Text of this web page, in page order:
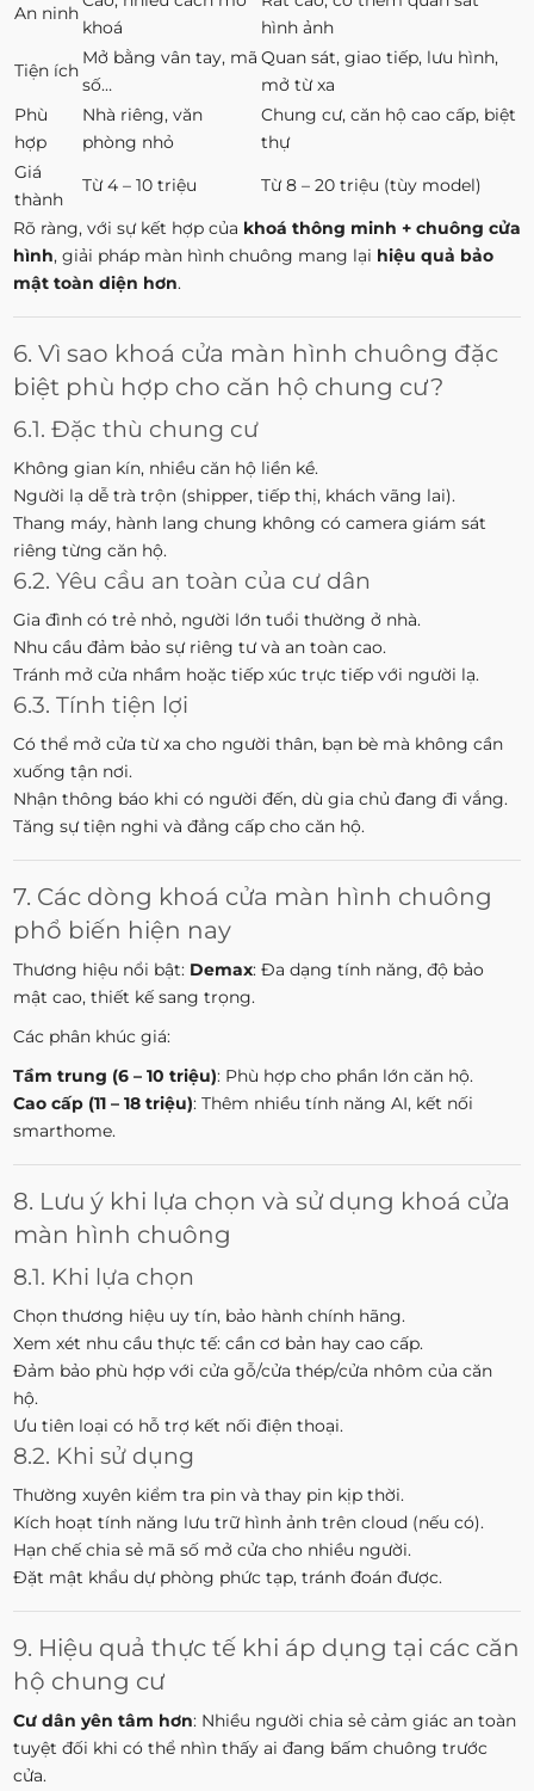
An ninh
khoá
hình ảnh
Tiện ích
Mở bằng vân tay, mã
số…
Quan sát, giao tiếp, lưu hình,
mở từ xa
Phù
hợp
Nhà riêng, văn
phòng nhỏ
Chung cư, căn hộ cao cấp, biệt
thự
Giá
thành
Từ 4 – 10 triệu
Từ 8 – 20 triệu (tùy model)
Rõ ràng, với sự kết hợp của khoá thông minh + chuông cửa
hình, giải pháp màn hình chuông mang lại hiệu quả bảo
mật toàn diện hơn.
6. Vì sao khoá cửa màn hình chuông đặc
biệt phù hợp cho căn hộ chung cư?
6.1. Đặc thù chung cư
Không gian kín, nhiều căn hộ liền kề.
Người lạ dễ trà trộn (shipper, tiếp thị, khách vãng lai).
Thang máy, hành lang chung không có camera giám sát
riêng từng căn hộ.
6.2. Yêu cầu an toàn của cư dân
Gia đình có trẻ nhỏ, người lớn tuổi thường ở nhà.
Nhu cầu đảm bảo sự riêng tư và an toàn cao.
Tránh mở cửa nhầm hoặc tiếp xúc trực tiếp với người lạ.
6.3. Tính tiện lợi
Có thể mở cửa từ xa cho người thân, bạn bè mà không cần
xuống tận nơi.
Nhận thông báo khi có người đến, dù gia chủ đang đi vắng.
Tăng sự tiện nghi và đẳng cấp cho căn hộ.
7. Các dòng khoá cửa màn hình chuông
phổ biến hiện nay
Thương hiệu nổi bật: Demax: Đa dạng tính năng, độ bảo
mật cao, thiết kế sang trọng.
Các phân khúc giá:
Tầm trung (6 – 10 triệu): Phù hợp cho phần lớn căn hộ.
Cao cấp (11 – 18 triệu): Thêm nhiều tính năng AI, kết nối
smarthome.
8. Lưu ý khi lựa chọn và sử dụng khoá cửa
màn hình chuông
8.1. Khi lựa chọn
Chọn thương hiệu uy tín, bảo hành chính hãng.
Xem xét nhu cầu thực tế: cần cơ bản hay cao cấp.
Đảm bảo phù hợp với cửa gỗ/cửa thép/cửa nhôm của căn
hộ.
Ưu tiên loại có hỗ trợ kết nối điện thoại.
8.2. Khi sử dụng
Thường xuyên kiểm tra pin và thay pin kịp thời.
Kích hoạt tính năng lưu trữ hình ảnh trên cloud (nếu có).
Hạn chế chia sẻ mã số mở cửa cho nhiều người.
Đặt mật khẩu dự phòng phức tạp, tránh đoán được.
9. Hiệu quả thực tế khi áp dụng tại các căn
hộ chung cư
Cư dân yên tâm hơn: Nhiều người chia sẻ cảm giác an toàn
tuyệt đối khi có thể nhìn thấy ai đang bấm chuông trước
cửa.